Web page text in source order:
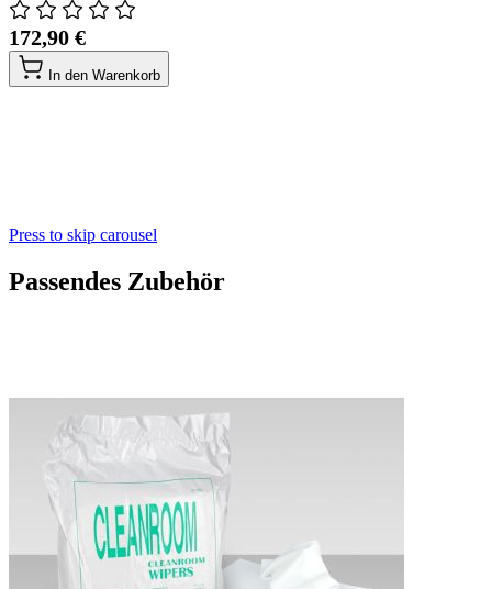
172,90 €
In den Warenkorb
Press to skip carousel
Passendes Zubehör